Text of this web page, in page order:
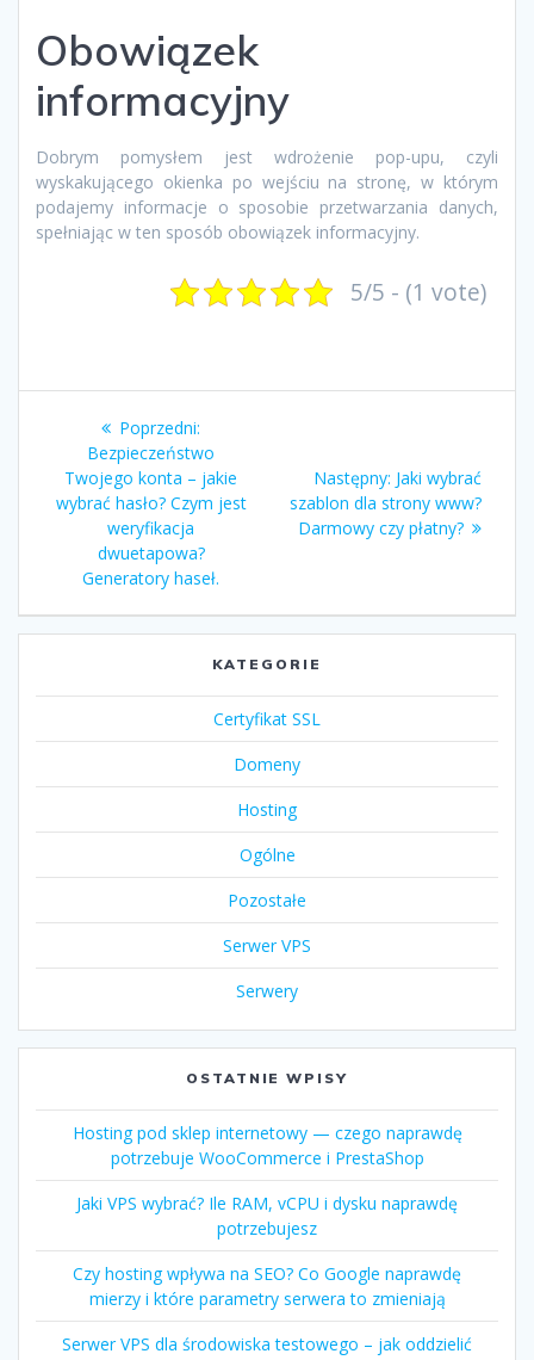
Obowiązek
informacyjny
Dobrym pomysłem jest wdrożenie pop-upu, czyli
wyskakującego okienka po wejściu na stronę, w którym
podajemy informacje o sposobie przetwarzania danych,
spełniając w ten sposób obowiązek informacyjny.
5/5 - (1 vote)
Nawigacja
wpisu
Poprzedni:
wpis:
Bezpieczeństwo
Twojego konta – jakie
wybrać hasło? Czym jest
weryfikacja
dwuetapowa?
Generatory haseł.
Następny: Następny
wpis:
Jaki wybrać
szablon dla strony www?
Darmowy czy płatny?
KATEGORIE
Certyfikat SSL
Domeny
Hosting
Ogólne
Pozostałe
Serwer VPS
Serwery
OSTATNIE WPISY
Hosting pod sklep internetowy — czego naprawdę
potrzebuje WooCommerce i PrestaShop
Jaki VPS wybrać? Ile RAM, vCPU i dysku naprawdę
potrzebujesz
Czy hosting wpływa na SEO? Co Google naprawdę
mierzy i które parametry serwera to zmieniają
Serwer VPS dla środowiska testowego – jak oddzielić